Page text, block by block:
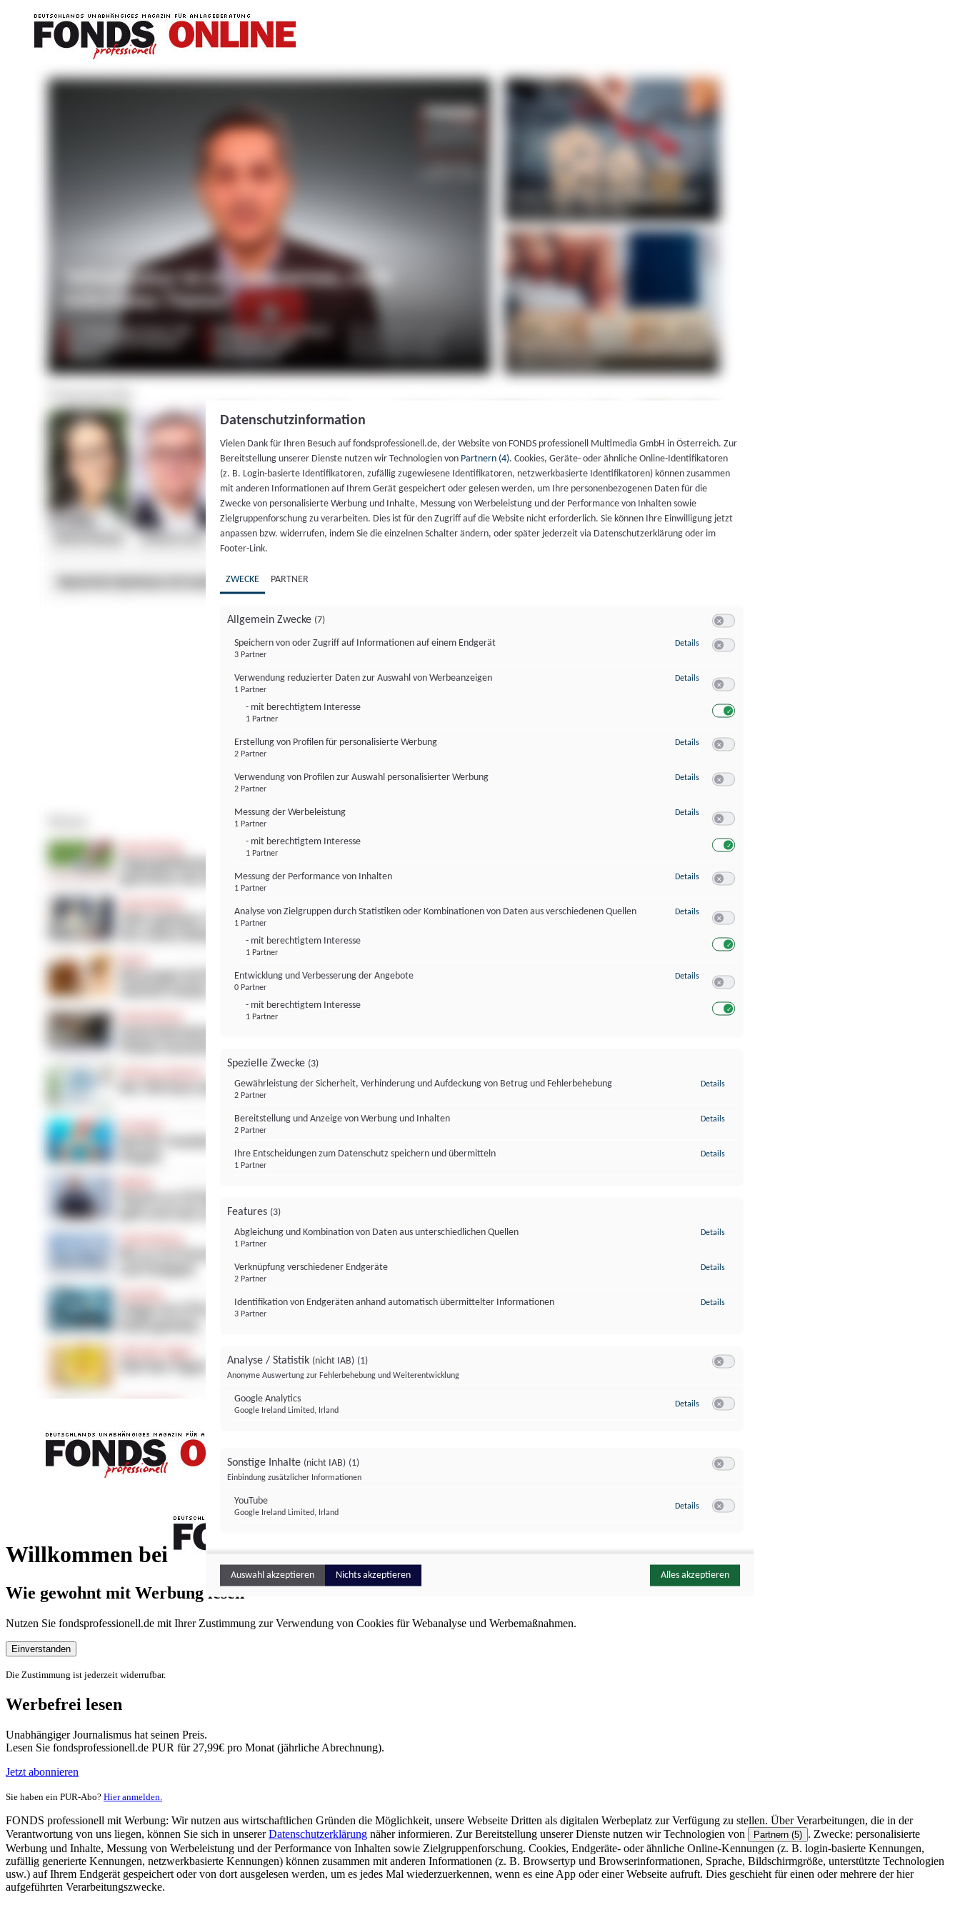
Willkommen bei
FONDS professionell
Wie gewohnt mit Werbung lesen
Nutzen Sie fondsprofessionell.de mit Ihrer Zustimmung zur Verwendung von Cookies für Webanalyse und Werbemaßnahmen.
Einverstanden
Die Zustimmung ist jederzeit widerrufbar.
Werbefrei lesen
Unabhängiger Journalismus hat seinen Preis.
Lesen Sie fondsprofessionell.de PUR für 27,99€ pro Monat (jährliche Abrechnung).
Jetzt abonnieren
Sie haben ein PUR-Abo? Hier anmelden.
FONDS professionell mit Werbung: Wir nutzen aus wirtschaftlichen Gründen die Möglichkeit, unsere Webseite Dritten als digitalen Werbeplatz zur Verfügung zu stellen. Über Verarbeitungen, die in der
Verantwortung von uns liegen, können Sie sich in unsererDatenschutzerklärung näher informieren. Zur Bereitstellung unserer Dienste nutzen wir Technologien von Partnern (5) . Zwecke: personalisierte
Werbung und Inhalte, Messung von Werbeleistung und der Performance von Inhalten sowie Zielgruppenforschung. Cookies, Endgeräte- oder ähnliche Online-Kennungen (z. B. login-basierte Kennungen,
zufällig generierte Kennungen, netzwerkbasierte Kennungen) können zusammen mit anderen Informationen (z. B. Browsertyp und Browserinformationen, Sprache, Bildschirmgröße, unterstützte Technologien
usw.) auf Ihrem Endgerät gespeichert oder von dort ausgelesen werden, um es jedes Mal wiederzuerkennen, wenn es eine App oder einer Webseite aufruft. Dies geschieht für einen oder mehrere der hier
aufgeführten Verarbeitungszwecke.
Datenschutzinformation
Vielen Dank für Ihren Besuch auf fondsprofessionell.de, der Website von FONDS professionell Multimedia GmbH in Österreich. Zur
Bereitstellung unserer Dienste nutzen wir Technologien von Partnern (4). Cookies, Geräte- oder ähnliche Online-Identifikatoren
(z. B. Login-basierte Identifikatoren, zufällig zugewiesene Identifikatoren, netzwerkbasierte Identifikatoren) können zusammen
mit anderen Informationen auf Ihrem Gerät gespeichert oder gelesen werden, um Ihre personenbezogenen Daten für die
Zwecke von personalisierte Werbung und Inhalte, Messung von Werbeleistung und der Performance von Inhalten sowie
Zielgruppenforschung zu verarbeiten. Dies ist für den Zugriff auf die Website nicht erforderlich. Sie können Ihre Einwilligung jetzt
anpassen bzw. widerrufen, indem Sie die einzelnen Schalter ändern, oder später jederzeit via Datenschutzerklärung oder im
Footer-Link.
ZWECKE PARTNER
Allgemein Zwecke (7)
Speichern von oder Zugriff auf Informationen auf einem Endgerät
3 Partner
Details zu Speichern von oder Zugriff auf Informationen auf einem Endgerät
Verwendung reduzierter Daten zur Auswahl von Werbeanzeigen
1 Partner
- mit berechtigtem Interesse
1 Partner
Details zu Verwendung reduzierter Daten zur Auswahl von Werbeanzeigen
Erstellung von Profilen für personalisierte Werbung
2 Partner
Details zu Erstellung von Profilen für personalisierte Werbung
Verwendung von Profilen zur Auswahl personalisierter Werbung
2 Partner
Details zu Verwendung von Profilen zur Auswahl personalisierter Werbung
Messung der Werbeleistung
1 Partner
- mit berechtigtem Interesse
1 Partner
Details zu Messung der Werbeleistung
Messung der Performance von Inhalten
1 Partner
Details zu Messung der Performance von Inhalten
Analyse von Zielgruppen durch Statistiken oder Kombinationen von Daten aus verschiedenen Quellen
1 Partner
- mit berechtigtem Interesse
1 Partner
Details zu Analyse von Zielgruppen durch Statistiken oder Kombinationen von
Entwicklung und Verbesserung der Angebote
0 Partner
- mit berechtigtem Interesse
1 Partner
Details zu Entwicklung und Verbesserung der Angebote
Spezielle Zwecke (3)
Gewährleistung der Sicherheit, Verhinderung und Aufdeckung von Betrug und Fehlerbehebung
2 Partner
Details
Bereitstellung und Anzeige von Werbung und Inhalten
2 Partner
Details
Ihre Entscheidungen zum Datenschutz speichern und übermitteln
1 Partner
Details
Features (3)
Abgleichung und Kombination von Daten aus unterschiedlichen Quellen
1 Partner
Details
Verknüpfung verschiedener Endgeräte
2 Partner
Details
Identifikation von Endgeräten anhand automatisch übermittelter Informationen
3 Partner
Details
Analyse / Statistik (nicht IAB) (1)
Anonyme Auswertung zur Fehlerbehebung und Weiterentwicklung
Google Analytics
Google Ireland Limited, Irland
Details zu Google Analytics
Sonstige Inhalte (nicht IAB) (1)
Einbindung zusätzlicher Informationen
YouTube
Google Ireland Limited, Irland
Details zu YouTube
Auswahl akzeptieren Nichts akzeptieren Alles akzeptieren